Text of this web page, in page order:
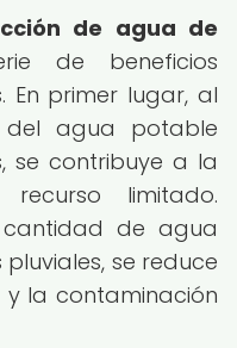
de agua de
de beneficios
En primer lugar, al
del agua potable
se contribuye a la
limitado.
de agua
se reduce
y la contaminación